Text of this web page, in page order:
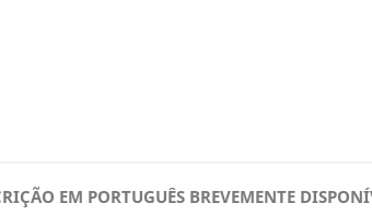
EM PORTUGUÊS BREVEMENTE